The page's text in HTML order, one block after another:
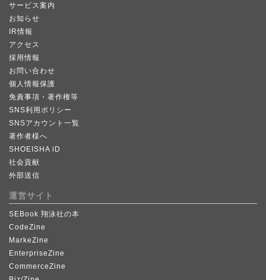
サービス案内
お知らせ
IR情報
アクセス
採用情報
お問い合わせ
個人情報保護
免責事項・著作権等
SNS利用ポリシー
SNSアカウント一覧
著作者様へ
SHOEISHA iD
社会貢献
外部送信
運営サイト
SEBook 翔泳社の本
CodeZine
MarkeZine
EnterpriseZine
CommerceZine